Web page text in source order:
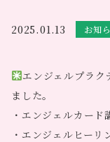
2025.01.13 お知
エンジェルプラク
ました。
・エンジェルカード
・エンジェルヒーリ